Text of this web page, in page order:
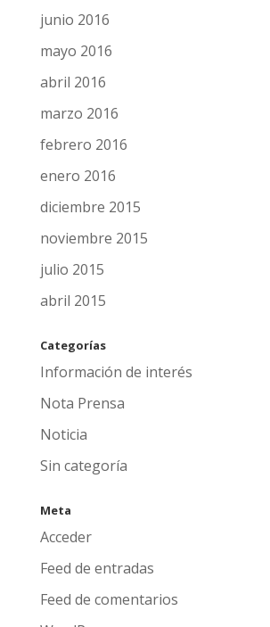
junio 2016
mayo 2016
abril 2016
marzo 2016
febrero 2016
enero 2016
diciembre 2015
noviembre 2015
julio 2015
abril 2015
Categorías
Información de interés
Nota Prensa
Noticia
Sin categoría
Meta
Acceder
Feed de entradas
Feed de comentarios